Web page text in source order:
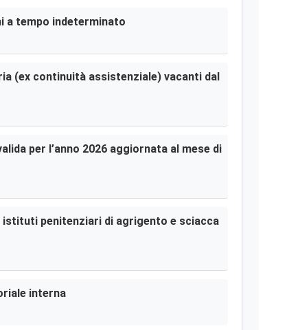
a tempo indeterminato
(ex continuità assistenziale) vacanti dal
per l’anno 2026 aggiornata al mese di
penitenziari di agrigento e sciacca
interna